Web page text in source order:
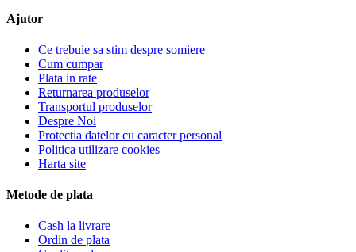
Ajutor
Ce trebuie sa stim despre somiere
Cum cumpar
Plata in rate
Returnarea produselor
Transportul produselor
Despre Noi
Protectia datelor cu caracter personal
Politica utilizare cookies
Harta site
Metode de plata
Cash la livrare
Ordin de plata